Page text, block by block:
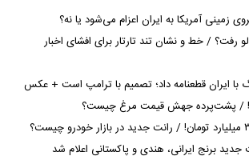
زمینی آمریکا به ایران اعزام می‌شود یا نه؟
/ خط و نشان تند تارتار برای افشای اخبار
با ایران قطعنامه داد؛ تصمیم با ترامپ است + عکس
/ پشت‌پرده جهش قیمت مرغ چیست؟
برنج ایرانی، هندی و پاکستانی اعلام شد